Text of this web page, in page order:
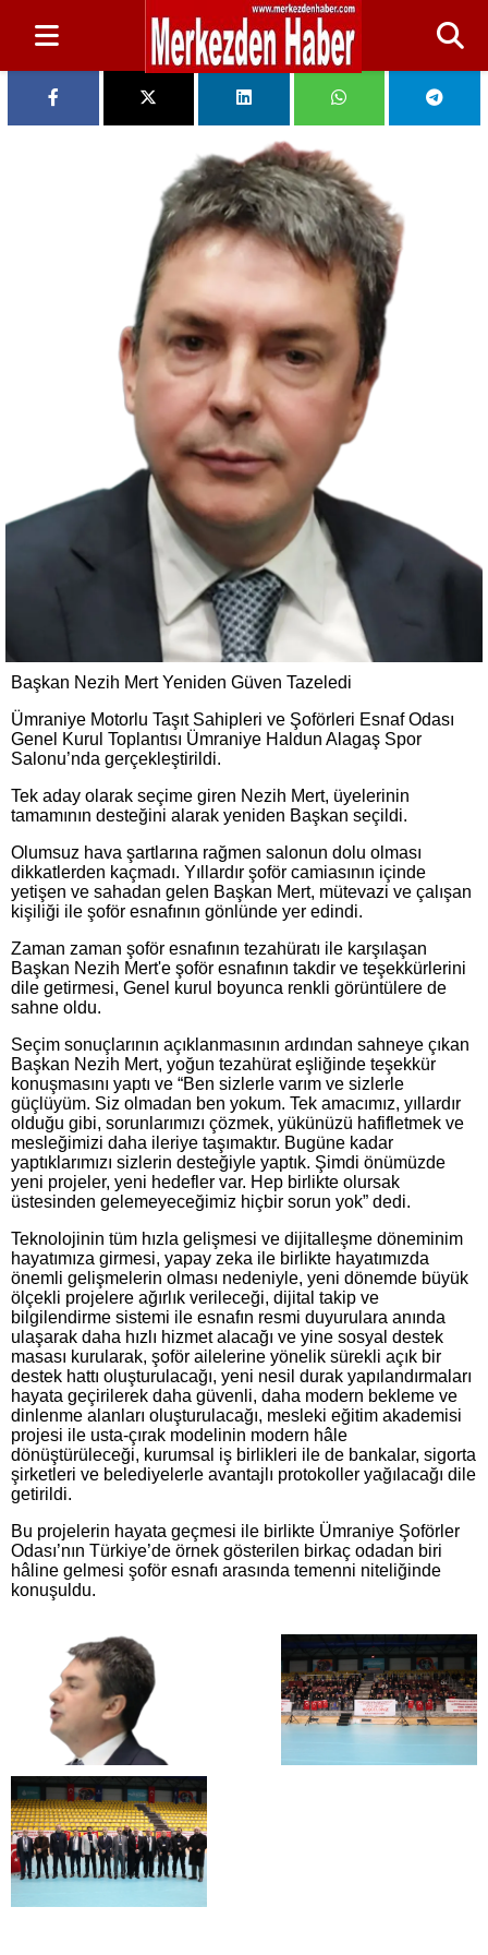
Başkan Nezih Mert Yeniden Güven Tazeledi
Ümraniye Motorlu Taşıt Sahipleri ve Şoförleri Esnaf Odası
Genel Kurul Toplantısı Ümraniye Haldun Alagaş Spor
Salonu’nda gerçekleştirildi.
Tek aday olarak seçime giren Nezih Mert, üyelerinin
tamamının desteğini alarak yeniden Başkan seçildi.
Olumsuz hava şartlarına rağmen salonun dolu olması
dikkatlerden kaçmadı. Yıllardır şoför camiasının içinde
yetişen ve sahadan gelen Başkan Mert, mütevazi ve çalışan
kişiliği ile şoför esnafının gönlünde yer edindi.
Zaman zaman şoför esnafının tezahüratı ile karşılaşan
Başkan Nezih Mert'e şoför esnafının takdir ve teşekkürlerini
dile getirmesi, Genel kurul boyunca renkli görüntülere de
sahne oldu.
Seçim sonuçlarının açıklanmasının ardından sahneye çıkan
Başkan Nezih Mert, yoğun tezahürat eşliğinde teşekkür
konuşmasını yaptı ve “Ben sizlerle varım ve sizlerle
güçlüyüm. Siz olmadan ben yokum. Tek amacımız, yıllardır
olduğu gibi, sorunlarımızı çözmek, yükünüzü hafifletmek ve
mesleğimizi daha ileriye taşımaktır. Bugüne kadar
yaptıklarımızı sizlerin desteğiyle yaptık. Şimdi önümüzde
yeni projeler, yeni hedefler var. Hep birlikte olursak
üstesinden gelemeyeceğimiz hiçbir sorun yok” dedi.
Teknolojinin tüm hızla gelişmesi ve dijitalleşme döneminim
hayatımıza girmesi, yapay zeka ile birlikte hayatımızda
önemli gelişmelerin olması nedeniyle, yeni dönemde büyük
ölçekli projelere ağırlık verileceği, dijital takip ve
bilgilendirme sistemi ile esnafın resmi duyurulara anında
ulaşarak daha hızlı hizmet alacağı ve yine sosyal destek
masası kurularak, şoför ailelerine yönelik sürekli açık bir
destek hattı oluşturulacağı, yeni nesil durak yapılandırmaları
hayata geçirilerek daha güvenli, daha modern bekleme ve
dinlenme alanları oluşturulacağı, mesleki eğitim akademisi
projesi ile usta-çırak modelinin modern hâle
dönüştürüleceği, kurumsal iş birlikleri ile de bankalar, sigorta
şirketleri ve belediyelerle avantajlı protokoller yağılacağı dile
getirildi.
Bu projelerin hayata geçmesi ile birlikte Ümraniye Şoförler
Odası’nın Türkiye’de örnek gösterilen birkaç odadan biri
hâline gelmesi şoför esnafı arasında temenni niteliğinde
konuşuldu.